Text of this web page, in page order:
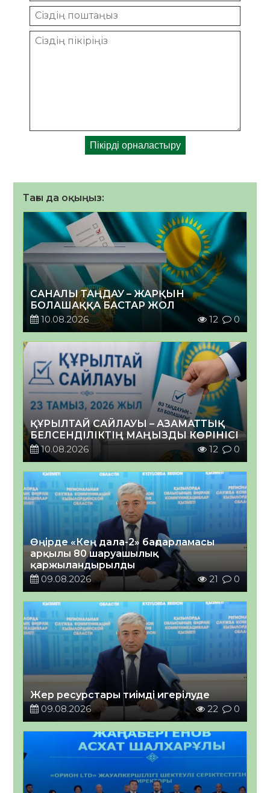
Тағы да оқыңыз:
САНАЛЫ ТАҢДАУ – ЖАРҚЫН
БОЛАШАҚҚА БАСТАР ЖОЛ
10.08.2026
12 0
ҚҰРЫЛТАЙ САЙЛАУЫ – АЗАМАТТЫҚ
БЕЛСЕНДІЛІКТІҢ МАҢЫЗДЫ КӨРІНІСІ
10.08.2026
12 0
Өңірде «Кең дала-2» бағдарламасы
арқылы 80 шаруашылық
қаржыландырылды
09.08.2026
21 0
Жер ресурстары тиімді игерілуде
09.08.2026
22 0